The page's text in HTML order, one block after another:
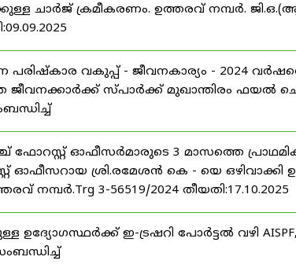
ചാർജ് ക്രമീകരണം. ഉത്തരവ് നമ്പർ.
വകുപ്പ് - ജീവനകാര്യം - 2024
സ്പാർക്ക് മുഖാന്തിരം ഫയൽ
ഫോറസ്റ്റ് ഓഫീസർമാരുടെ 3 മാസത്തെ
ഓഫീസറായ ശ്രി.രമേശൻ കെ - യെ
നമ്പർ.Trg 3-56519/2024 തീയതി:17.10.2025
ഉദ്യോഗസ്ഥർക്ക് ഇ-ട്രഷറി പോർട്ടൽ വഴി